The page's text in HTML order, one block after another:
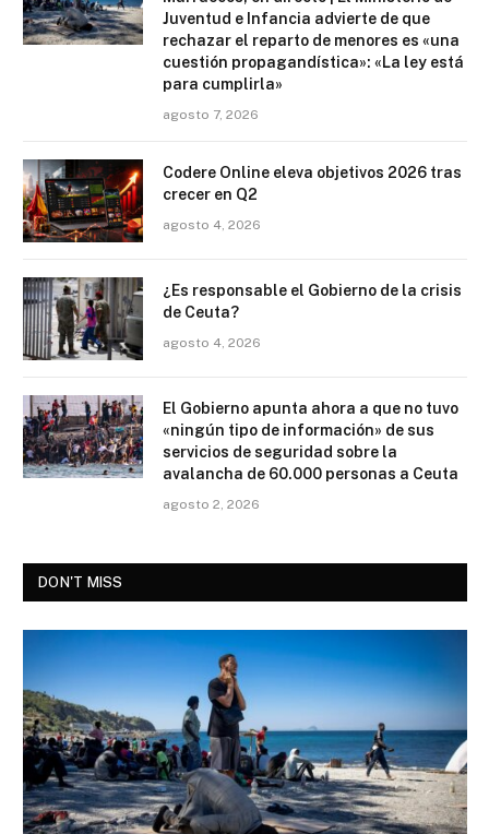
Juventud e Infancia advierte de que
rechazar el reparto de menores es «una
cuestión propagandística»: «La ley está
para cumplirla»
agosto 7, 2026
Codere Online eleva objetivos 2026 tras
crecer en Q2
agosto 4, 2026
¿Es responsable el Gobierno de la crisis
de Ceuta?
agosto 4, 2026
El Gobierno apunta ahora a que no tuvo
«ningún tipo de información» de sus
servicios de seguridad sobre la
avalancha de 60.000 personas a Ceuta
agosto 2, 2026
DON'T MISS